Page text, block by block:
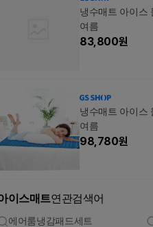
냉수매트 아이스
여름
83,800원
냉수매트 아이스
여름
98,780원
이스매트연관검색어
에어룸냉감패드세트